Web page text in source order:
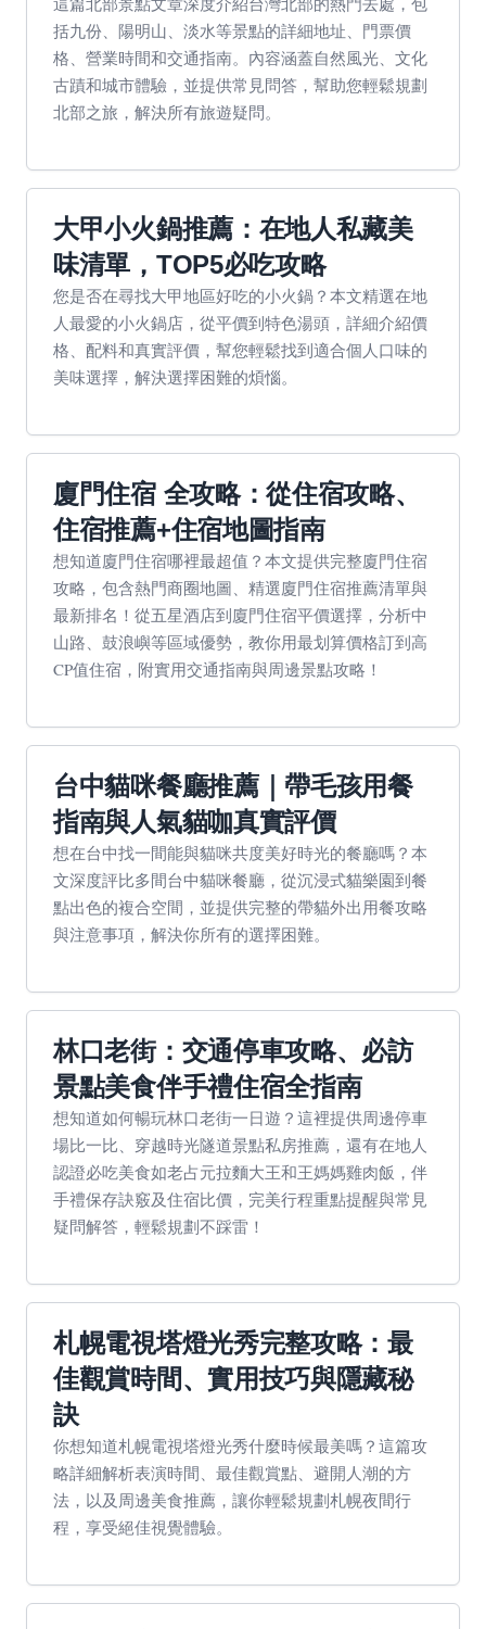
括九份、陽明山、淡水等景點的詳細地址、門票價
格、營業時間和交通指南。內容涵蓋自然風光、文化
古蹟和城市體驗，並提供常見問答，幫助您輕鬆規劃
北部之旅，解決所有旅遊疑問。
大甲小火鍋推薦：在地人私藏美
味清單，TOP5必吃攻略
您是否在尋找大甲地區好吃的小火鍋？本文精選在地
人最愛的小火鍋店，從平價到特色湯頭，詳細介紹價
格、配料和真實評價，幫您輕鬆找到適合個人口味的
美味選擇，解決選擇困難的煩惱。
廈門住宿 全攻略：從住宿攻略、
住宿推薦+住宿地圖指南
想知道廈門住宿哪裡最超值？本文提供完整廈門住宿
攻略，包含熱門商圈地圖、精選廈門住宿推薦清單與
最新排名！從五星酒店到廈門住宿平價選擇，分析中
山路、鼓浪嶼等區域優勢，教你用最划算價格訂到高
CP值住宿，附實用交通指南與周邊景點攻略！
台中貓咪餐廳推薦｜帶毛孩用餐
指南與人氣貓咖真實評價
想在台中找一間能與貓咪共度美好時光的餐廳嗎？本
文深度評比多間台中貓咪餐廳，從沉浸式貓樂園到餐
點出色的複合空間，並提供完整的帶貓外出用餐攻略
與注意事項，解決你所有的選擇困難。
林口老街：交通停車攻略、必訪
景點美食伴手禮住宿全指南
想知道如何暢玩林口老街一日遊？這裡提供周邊停車
場比一比、穿越時光隧道景點私房推薦，還有在地人
認證必吃美食如老占元拉麵大王和王媽媽雞肉飯，伴
手禮保存訣竅及住宿比價，完美行程重點提醒與常見
疑問解答，輕鬆規劃不踩雷！
札幌電視塔燈光秀完整攻略：最
佳觀賞時間、實用技巧與隱藏秘
訣
你想知道札幌電視塔燈光秀什麼時候最美嗎？這篇攻
略詳細解析表演時間、最佳觀賞點、避開人潮的方
法，以及周邊美食推薦，讓你輕鬆規劃札幌夜間行
程，享受絕佳視覺體驗。